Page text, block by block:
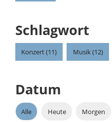
Schlagwort
Konzert (11) Musik (12)
Datum
Alle Heute Morgen